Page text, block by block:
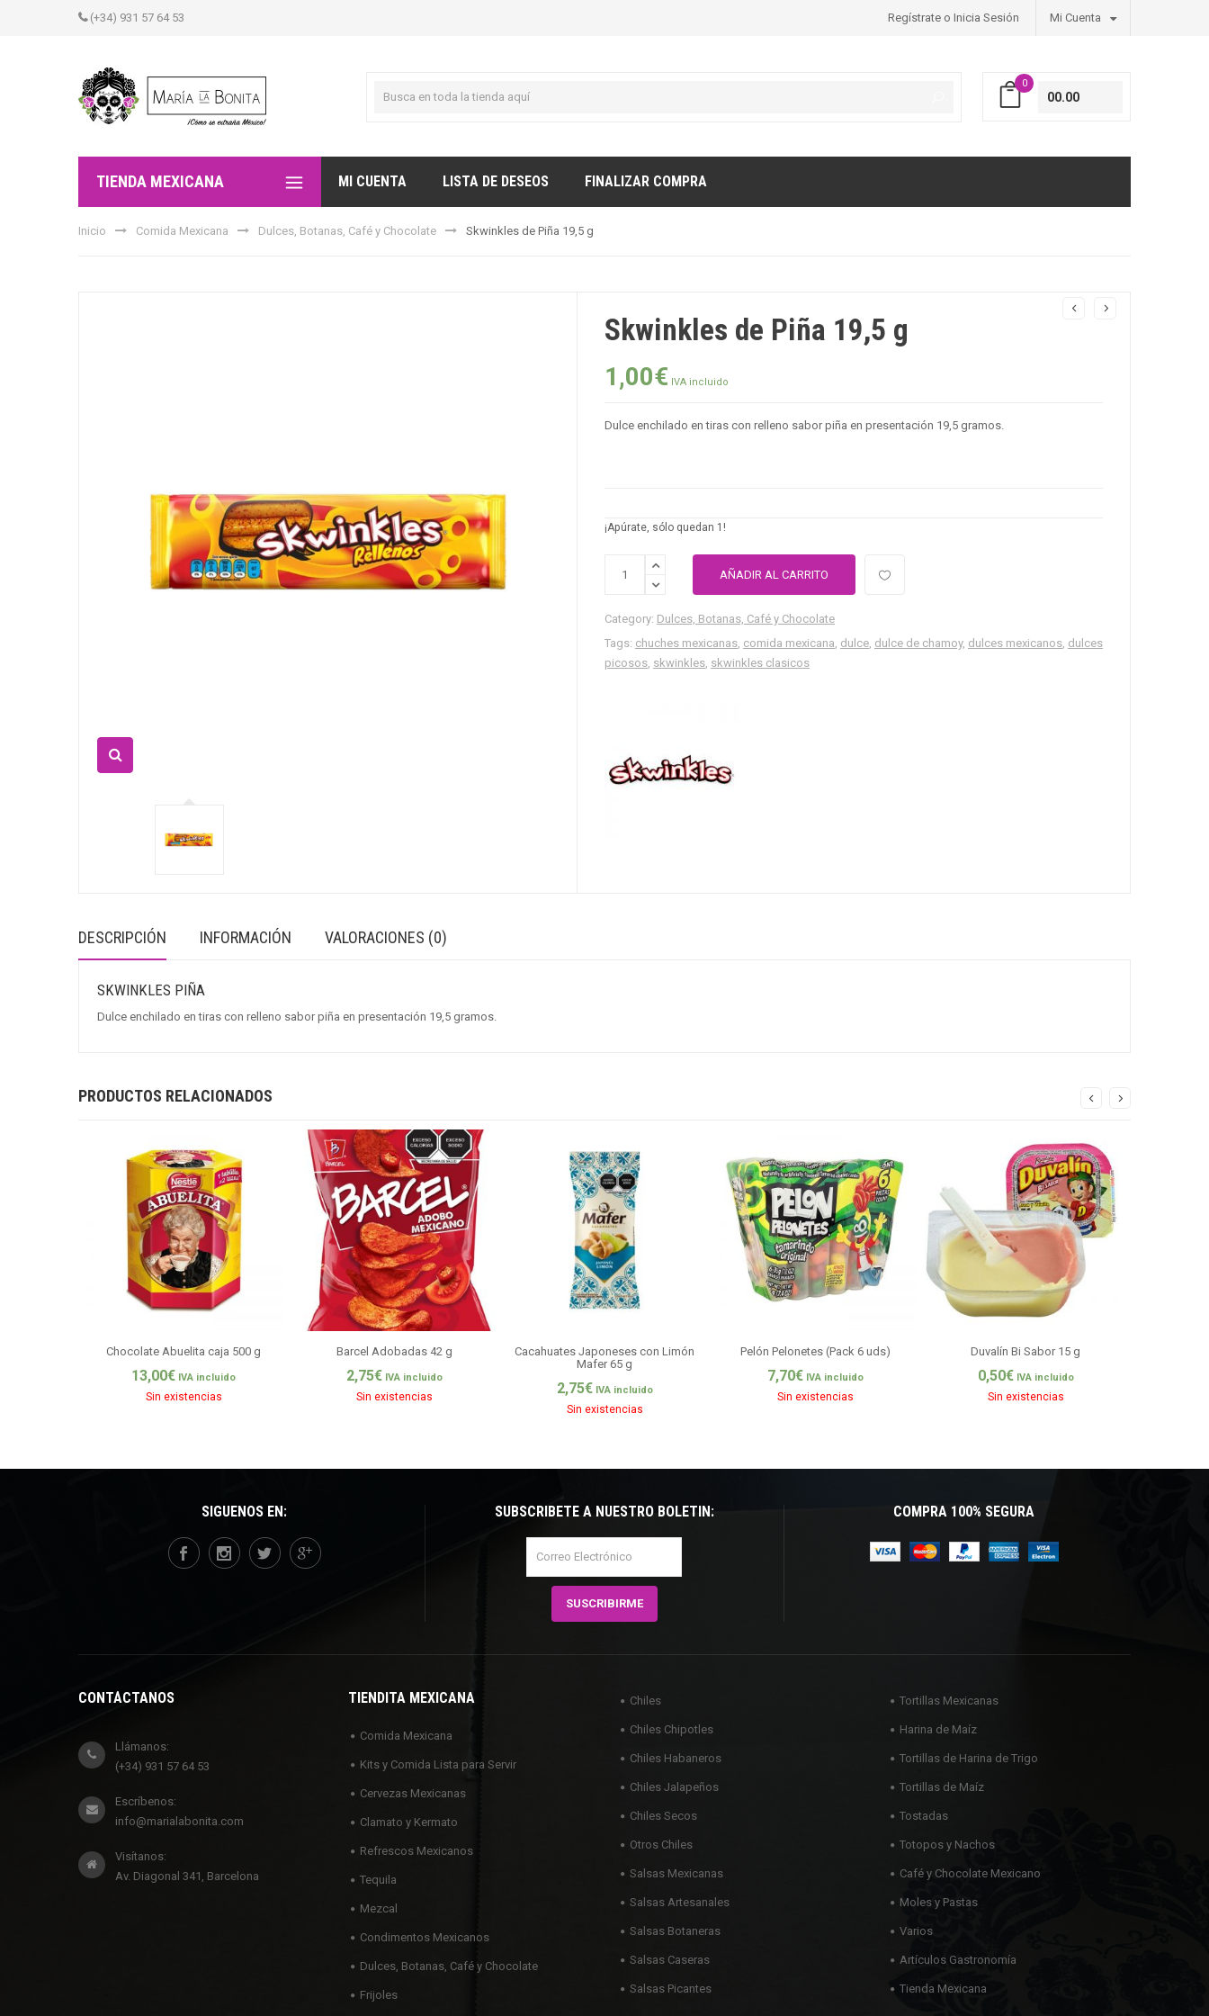
(+34) 931 57 64 53 Regístrate o Inicia Sesión Mi Cuenta
0
00.00
TIENDA MEXICANA MI CUENTA LISTA DE DESEOS FINALIZAR COMPRA
Inicio Comida Mexicana Dulces, Botanas, Café y Chocolate Skwinkles de Piña 19,5 g
Skwinkles de Piña 19,5 g
1,00€ IVA incluido
Dulce enchilado en tiras con relleno sabor piña en presentación 19,5 gramos.
¡Apúrate, sólo quedan 1!
AÑADIR AL CARRITO
Category: Dulces, Botanas, Café y Chocolate
Tags: chuches mexicanas, comida mexicana, dulce, dulce de chamoy, dulces mexicanos, dulces
picosos, skwinkles, skwinkles clasicos
DESCRIPCIÓN INFORMACIÓN VALORACIONES (0)
SKWINKLES PIÑA
Dulce enchilado en tiras con relleno sabor piña en presentación 19,5 gramos.
PRODUCTOS RELACIONADOS
Chocolate Abuelita caja 500 g
13,00€ IVA incluido
Sin existencias
Barcel Adobadas 42 g
2,75€ IVA incluido
Sin existencias
Cacahuates Japoneses con Limón
Mafer 65 g
2,75€ IVA incluido
Sin existencias
Pelón Pelonetes (Pack 6 uds)
7,70€ IVA incluido
Sin existencias
Duvalín Bi Sabor 15 g
0,50€ IVA incluido
Sin existencias
SÍGUENOS EN: SUBSCRÍBETE A NUESTRO BOLETÍN: COMPRA 100% SEGURA
CONTÁCTANOS
Llámanos:
(+34) 931 57 64 53
Escríbenos:
info@marialabonita.com
Visítanos:
Av. Diagonal 341, Barcelona
TIENDITA MEXICANA
Comida Mexicana
Kits y Comida Lista para Servir
Cervezas Mexicanas
Clamato y Kermato
Refrescos Mexicanos
Tequila
Mezcal
Condimentos Mexicanos
Dulces, Botanas, Café y Chocolate
Frijoles
Chiles
Chiles Chipotles
Chiles Habaneros
Chiles Jalapeños
Chiles Secos
Otros Chiles
Salsas Mexicanas
Salsas Artesanales
Salsas Botaneras
Salsas Caseras
Salsas Picantes
Tortillas Mexicanas
Harina de Maíz
Tortillas de Harina de Trigo
Tortillas de Maíz
Tostadas
Totopos y Nachos
Café y Chocolate Mexicano
Moles y Pastas
Varios
Artículos Gastronomía
Tienda Mexicana